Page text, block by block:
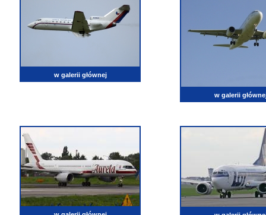
w galerii głównej
w galerii